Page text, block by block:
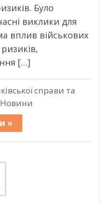
Було
виклики для
вплив військових
[…]
справи та
Новини
»